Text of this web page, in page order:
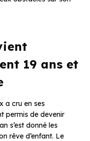
19 ans et
a cru en ses
permis de devenir
s’est donné les
rêve d’enfant. Le